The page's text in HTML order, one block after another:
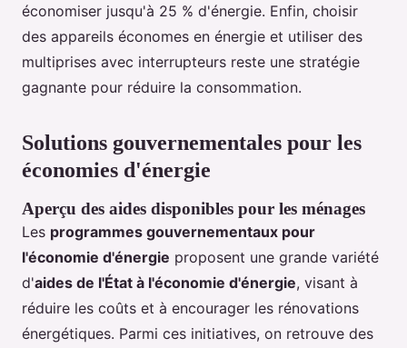
économiser jusqu'à 25 % d'énergie. Enfin, choisir
des appareils économes en énergie et utiliser des
multiprises avec interrupteurs reste une stratégie
gagnante pour réduire la consommation.
Solutions gouvernementales pour les
économies d'énergie
Aperçu des aides disponibles pour les ménages
Les programmes gouvernementaux pour
l'économie d'énergie proposent une grande variété
d'aides de l'État à l'économie d'énergie, visant à
réduire les coûts et à encourager les rénovations
énergétiques. Parmi ces initiatives, on retrouve des